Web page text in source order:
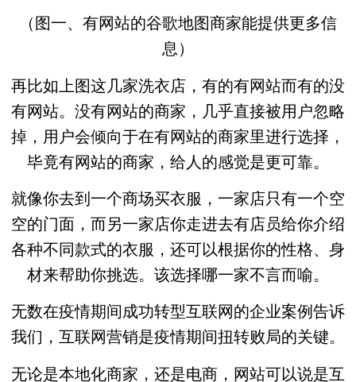
（图一、有网站的谷歌地图商家能提供更多信
息）
再比如上图这几家洗衣店，有的有网站而有的没
有网站。 没有网站的商家，几乎直接被用户忽略
掉，用户会倾向于在有网站的商家里进行选择，
毕竟有网站的商家，给人的感觉是更可靠。
就像你去到一个商场买衣服，一家店只有一个空
空的门面，而另一家店你走进去有店员给你介绍
各种不同款式的衣服，还可以根据你的性格、身
材来帮助你挑选。该选择哪一家不言而喻。
无数在疫情期间成功转型互联网的企业案例告诉
我们， 互联网营销是疫情期间扭转败局的关键。
无论是本地化商家，还是电商，网站可以说是互